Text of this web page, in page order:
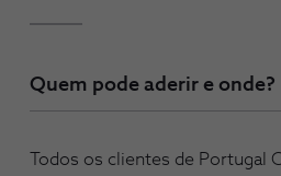
Quem pode aderir e onde?
Todos os clientes de Portugal